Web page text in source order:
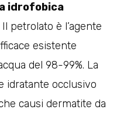
idrofobica
Il petrolato è l’agente
esistente
del 98-99%. La
idratante occlusivo
causi dermatite da